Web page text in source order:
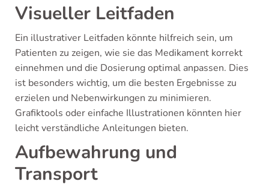
Visueller Leitfaden
Ein illustrativer Leitfaden könnte hilfreich sein, um
Patienten zu zeigen, wie sie das Medikament korrekt
einnehmen und die Dosierung optimal anpassen. Dies
ist besonders wichtig, um die besten Ergebnisse zu
erzielen und Nebenwirkungen zu minimieren.
Grafiktools oder einfache Illustrationen könnten hier
leicht verständliche Anleitungen bieten.
Aufbewahrung und
Transport